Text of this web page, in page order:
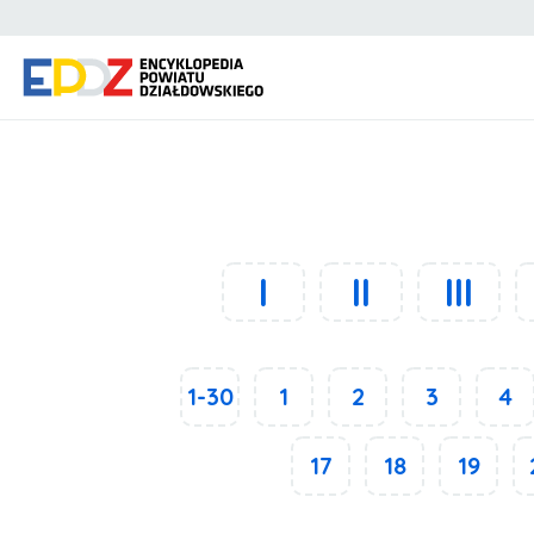
I II III
1-30 1 2 3 4
17 18 19